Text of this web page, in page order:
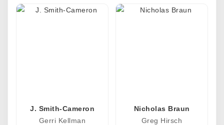
J. Smith-Cameron
Gerri Kellman
Nicholas Braun
Greg Hirsch